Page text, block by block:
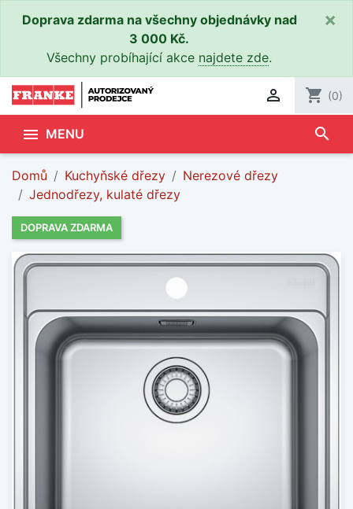
Doprava zdarma na všechny objednávky nad
3 000 Kč.
Všechny probíhající akce najdete zde.
×
 shopping_cart (0)
 MENU search
Domů Kuchyňské dřezy
Nerezové dřezy
Jednodřezy, kulaté dřezy
DOPRAVA ZDARMA